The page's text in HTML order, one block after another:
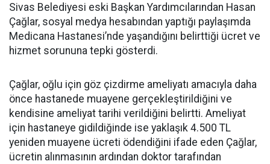
Sivas Belediyesi eski Başkan Yardımcılarından Hasan
Çağlar, sosyal medya hesabından yaptığı paylaşımda
Medicana Hastanesi’nde yaşandığını belirttiği ücret ve
hizmet sorununa tepki gösterdi.
Çağlar, oğlu için göz çizdirme ameliyatı amacıyla daha
önce hastanede muayene gerçekleştirildiğini ve
kendisine ameliyat tarihi verildiğini belirtti. Ameliyat
için hastaneye gidildiğinde ise yaklaşık 4.500 TL
yeniden muayene ücreti ödendiğini ifade eden Çağlar,
ücretin alınmasının ardından doktor tarafından